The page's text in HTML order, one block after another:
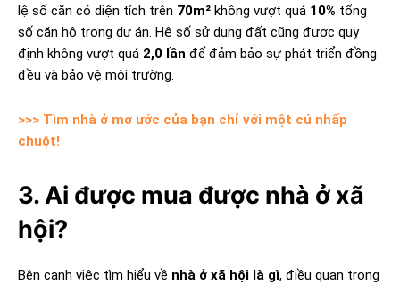
lệ số căn có diện tích trên 70m² không vượt quá 10% tổng
số căn hộ trong dự án. Hệ số sử dụng đất cũng được quy
định không vượt quá 2,0 lần để đảm bảo sự phát triển đồng
đều và bảo vệ môi trường.
>>> Tìm nhà ở mơ ước của bạn chỉ với một cú nhấp
chuột!
3. Ai được mua được nhà ở xã
hội?
Bên cạnh việc tìm hiểu về nhà ở xã hội là gì, điều quan trọng